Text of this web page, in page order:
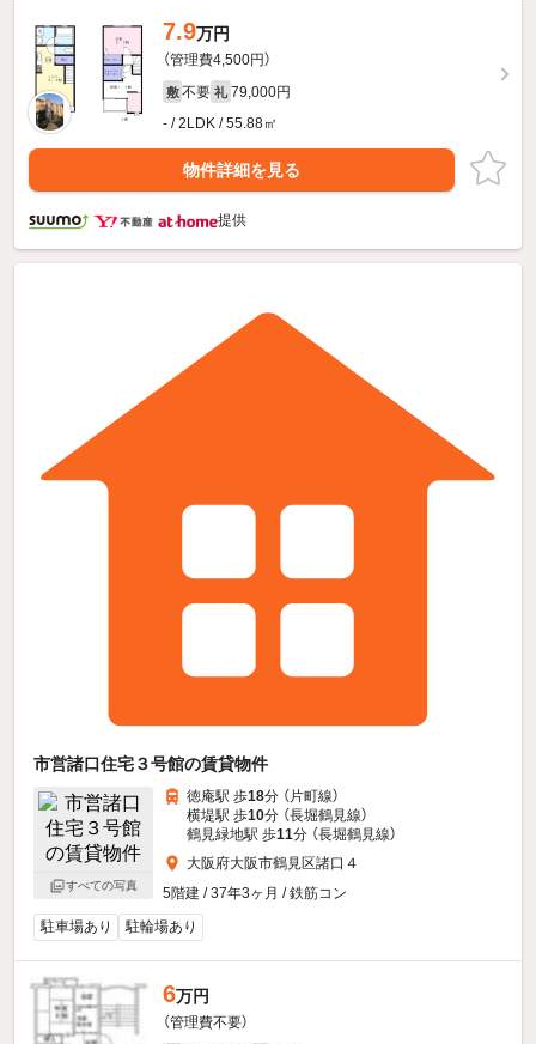
7.9万円
（管理費4,500円）
敷 不要 礼 79,000円
- / 2LDK / 55.88㎡
物件詳細を見る
提供
市営諸口住宅３号館の賃貸物件
すべての写真
徳庵駅 歩18分 （片町線）
横堤駅 歩10分 （長堀鶴見線）
鶴見緑地駅 歩11分 （長堀鶴見線）
大阪府大阪市鶴見区諸口４
5階建 / 37年3ヶ月 / 鉄筋コン
駐車場あり
駐輪場あり
6万円
（管理費不要）